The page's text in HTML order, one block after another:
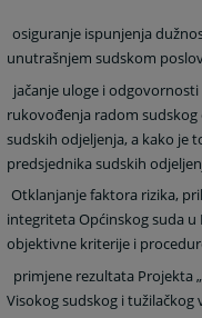
osiguranje ispunjenja
unutrašnjem sudskom
jačanje uloge i
rukovođenja radom
sudskih odjeljenja, a kako je
predsjednika sudskih
Otklanjanje faktora rizika,
integriteta Općinskog suda u
objektivne kriterije i
primjene rezultata Projekta
Visokog sudskog i tužilačkog